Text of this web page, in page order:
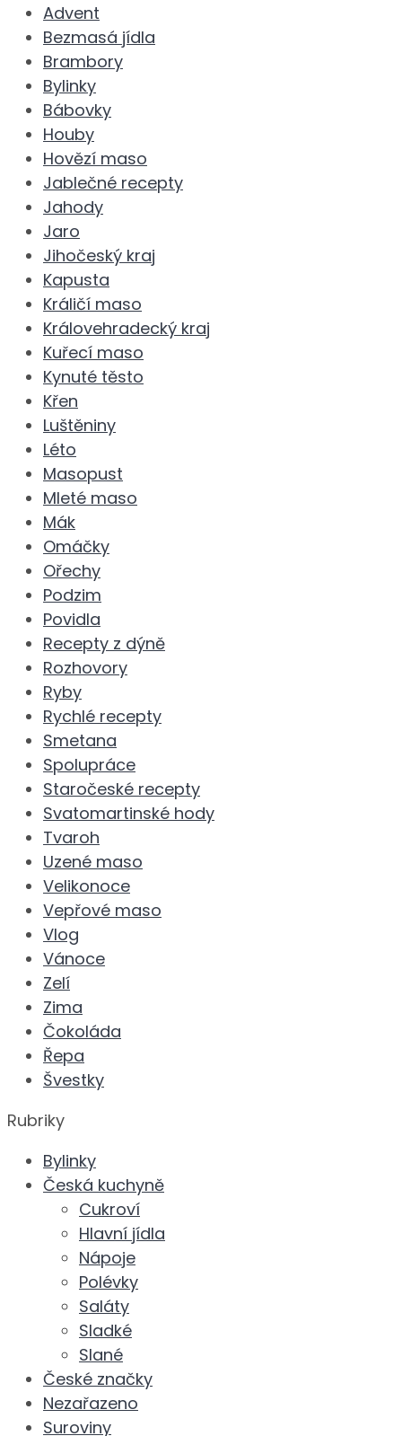
Advent
Bezmasá jídla
Brambory
Bylinky
Bábovky
Houby
Hovězí maso
Jablečné recepty
Jahody
Jaro
Jihočeský kraj
Kapusta
Králičí maso
Královehradecký kraj
Kuřecí maso
Kynuté těsto
Křen
Luštěniny
Léto
Masopust
Mleté maso
Mák
Omáčky
Ořechy
Podzim
Povidla
Recepty z dýně
Rozhovory
Ryby
Rychlé recepty
Smetana
Spolupráce
Staročeské recepty
Svatomartinské hody
Tvaroh
Uzené maso
Velikonoce
Vepřové maso
Vlog
Vánoce
Zelí
Zima
Čokoláda
Řepa
Švestky
Rubriky
Bylinky
Česká kuchyně
Cukroví
Hlavní jídla
Nápoje
Polévky
Saláty
Sladké
Slané
České značky
Nezařazeno
Suroviny